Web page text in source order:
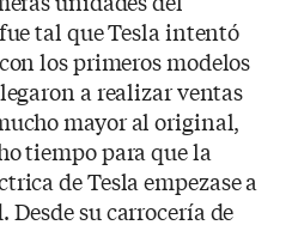
tal que Tesla intentó
los primeros modelos
a realizar ventas
mayor al original,
tiempo para que la
de Tesla empezase a
su carrocería de